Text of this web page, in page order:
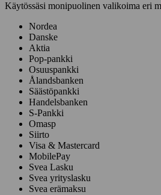
Käytössäsi monipuolinen valikoima eri
Nordea
Danske
Aktia
Pop-pankki
Osuuspankki
Ålandsbanken
Säästöpankki
Handelsbanken
S-Pankki
Omasp
Siirto
Visa & Mastercard
MobilePay
Svea Lasku
Svea yrityslasku
Svea erämaksu